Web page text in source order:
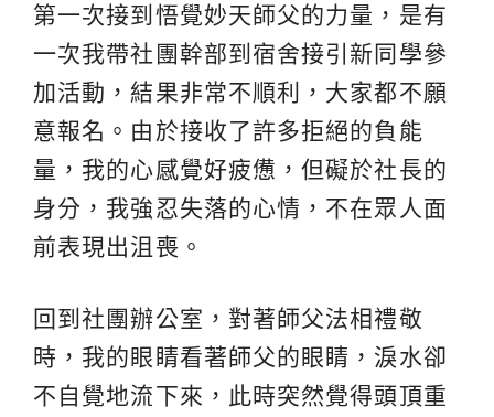
第一次接到悟覺妙天師父的力量，是有
一次我帶社團幹部到宿舍接引新同學參
加活動，結果非常不順利，大家都不願
意報名。由於接收了許多拒絕的負能
量，我的心感覺好疲憊，但礙於社長的
身分，我強忍失落的心情，不在眾人面
前表現出沮喪。
回到社團辦公室，對著師父法相禮敬
時，我的眼睛看著師父的眼睛，淚水卻
不自覺地流下來，此時突然覺得頭頂重